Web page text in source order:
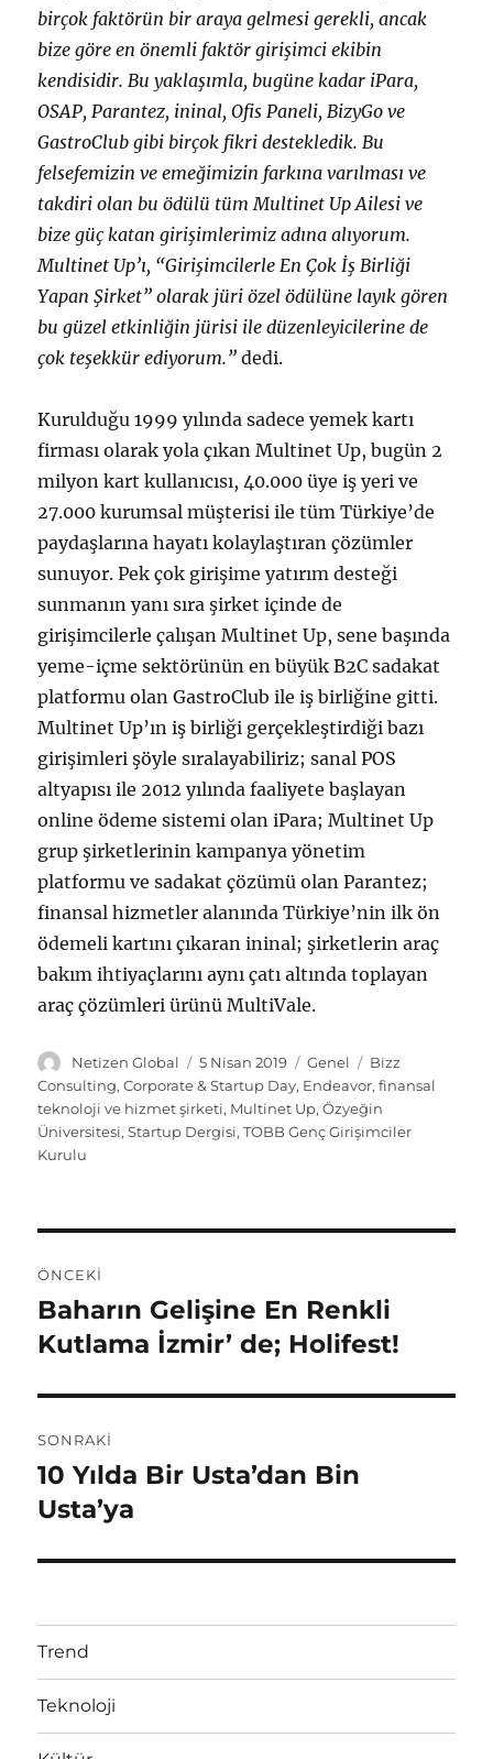
birçok faktörün bir araya gelmesi gerekli, ancak
bize göre en önemli faktör girişimci ekibin
kendisidir. Bu yaklaşımla, bugüne kadar iPara,
OSAP, Parantez, ininal, Ofis Paneli, BizyGo ve
GastroClub gibi birçok fikri destekledik. Bu
felsefemizin ve emeğimizin farkına varılması ve
takdiri olan bu ödülü tüm Multinet Up Ailesi ve
bize güç katan girişimlerimiz adına alıyorum.
Multinet Up’ı, “Girişimcilerle En Çok İş Birliği
Yapan Şirket” olarak jüri özel ödülüne layık gören
bu güzel etkinliğin jürisi ile düzenleyicilerine de
çok teşekkür ediyorum.”dedi.
Kurulduğu 1999 yılında sadece yemek kartı
firması olarak yola çıkan Multinet Up, bugün 2
milyon kart kullanıcısı, 40.000 üye iş yeri ve
27.000 kurumsal müşterisi ile tüm Türkiye’de
paydaşlarına hayatı kolaylaştıran çözümler
sunuyor. Pek çok girişime yatırım desteği
sunmanın yanı sıra şirket içinde de
girişimcilerle çalışan Multinet Up, sene başında
yeme-içme sektörünün en büyük B2C sadakat
platformu olan GastroClub ile iş birliğine gitti.
Multinet Up’ın iş birliği gerçekleştirdiği bazı
girişimleri şöyle sıralayabiliriz; sanal POS
altyapısı ile 2012 yılında faaliyete başlayan
online ödeme sistemi olan iPara; Multinet Up
grup şirketlerinin kampanya yönetim
platformu ve sadakat çözümü olan Parantez;
finansal hizmetler alanında Türkiye’nin ilk ön
ödemeli kartını çıkaran ininal; şirketlerinaraç
bakım ihtiyaçlarını aynı çatı altında toplayan
araç çözümleri ürünüMultiVale.
Y
a
z
a
r
Netizen Global
Y
a
y
ı
5 Nisan 2019
K
a
t
e
Genel
E
t
i
k
Bizz
Consulting,Corporate & Startup Day, Endeavor,finansal
teknoloji ve hizmet şirketi, Multinet Up,Özyeğin
Üniversitesi,Startup Dergisi,TOBB Genç Girişimciler
Kurulu
a
z
ı
g
e
n
m
e
ÖNCEKI
Ö
n
e
k
i
a
z
Baharın Gelişine En Renkli
Kutlama İzmir’ de; Holifest!
SONRAKI
S
o
r
k
z
10 Yılda Bir Usta’dan Bin
Usta’ya
Trend
Teknoloji